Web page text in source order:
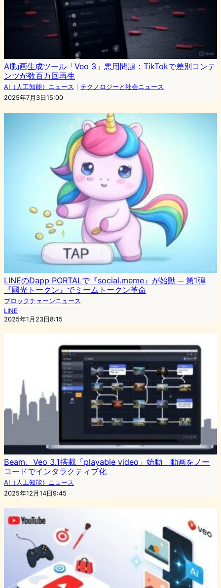
AI動画生成ツール「Veo 3」悪用問題：TikTokで差別コンテ
ンツが数百万回再生
AI（人工知能）ニュース ｜ テクノロジーと社会ニュース
2025年7月3日15:00
LINEのDapp PORTALで『social.meme』が始動 ─ 第1弾
『國光トークン』でミームトークン革命
ブロックチェーンニュース
LINE
2025年1月23日8:15
Beam、Veo 3.1搭載「playable video」始動 動画をノー
コードでインタラクティブ化
AI（人工知能）ニュース
2025年12月14日9:45